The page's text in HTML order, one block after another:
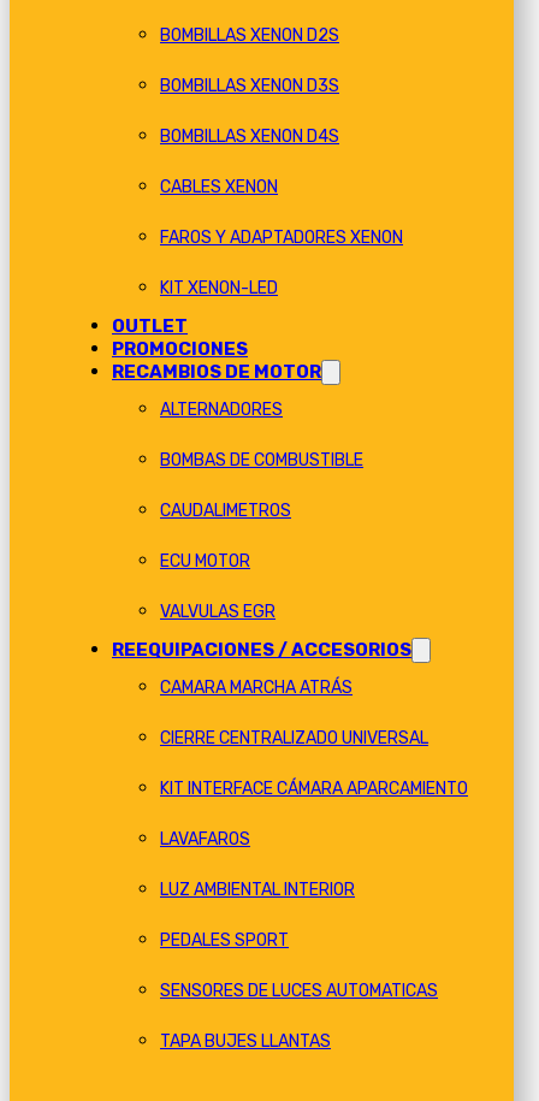
BOMBILLAS XENON D2S
BOMBILLAS XENON D3S
BOMBILLAS XENON D4S
CABLES XENON
FAROS Y ADAPTADORES XENON
KIT XENON-LED
OUTLET
PROMOCIONES
RECAMBIOS DE MOTOR
ALTERNADORES
BOMBAS DE COMBUSTIBLE
CAUDALIMETROS
ECU MOTOR
VALVULAS EGR
REEQUIPACIONES / ACCESORIOS
CAMARA MARCHA ATRÁS
CIERRE CENTRALIZADO UNIVERSAL
KIT INTERFACE CÁMARA APARCAMIENTO
LAVAFAROS
LUZ AMBIENTAL INTERIOR
PEDALES SPORT
SENSORES DE LUCES AUTOMATICAS
TAPA BUJES LLANTAS